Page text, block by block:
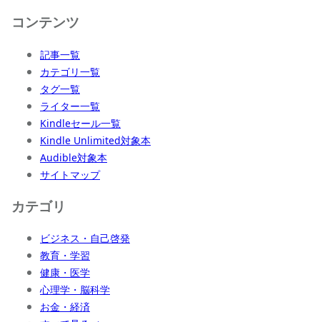
コンテンツ
記事一覧
カテゴリ一覧
タグ一覧
ライター一覧
Kindleセール一覧
Kindle Unlimited対象本
Audible対象本
サイトマップ
カテゴリ
ビジネス・自己啓発
教育・学習
健康・医学
心理学・脳科学
お金・経済